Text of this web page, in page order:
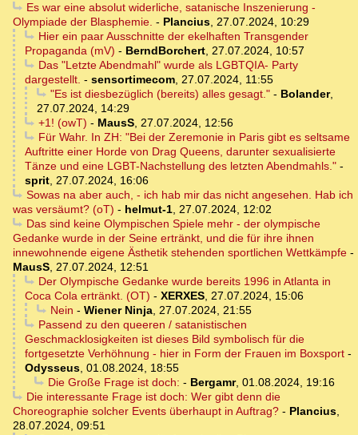
Es war eine absolut widerliche, satanische Inszenierung -
Olympiade der Blasphemie. - Plancius, 27.07.2024, 10:29
Hier ein paar Ausschnitte der ekelhaften Transgender
Propaganda (mV) - BerndBorchert, 27.07.2024, 10:57
Das "Letzte Abendmahl" wurde als LGBTQIA- Party
dargestellt. - sensortimecom, 27.07.2024, 11:55
"Es ist diesbezüglich (bereits) alles gesagt."- Bolander,
27.07.2024, 14:29
+1! (owT) - MausS, 27.07.2024, 12:56
Für Wahr. In ZH: "Bei der Zeremonie in Paris gibt es seltsame
Auftritte einer Horde von Drag Queens, darunter sexualisierte
Tänze und eine LGBT-Nachstellung des letzten Abendmahls." -
sprit, 27.07.2024, 16:06
Sowas na aber auch, - ich hab mir das nicht angesehen. Hab ich
was versäumt? (oT) - helmut-1, 27.07.2024, 12:02
Das sind keine Olympischen Spiele mehr - der olympische
Gedanke wurde in der Seine ertränkt, und die für ihre ihnen
innewohnende eigene Ästhetik stehenden sportlichen Wettkämpfe -
MausS, 27.07.2024, 12:51
Der Olympische Gedanke wurde bereits 1996 in Atlanta in
Coca Cola ertränkt. (OT) - XERXES, 27.07.2024, 15:06
Nein - Wiener Ninja, 27.07.2024, 21:55
Passend zu den queeren / satanistischen
Geschmacklosigkeiten ist dieses Bild symbolisch für die
fortgesetzte Verhöhnung - hier in Form der Frauen im Boxsport -
Odysseus, 01.08.2024, 18:55
Die Große Frage ist doch: - Bergamr, 01.08.2024, 19:16
Die interessante Frage ist doch: Wer gibt denn die
Choreographie solcher Events überhaupt in Auftrag? - Plancius,
28.07.2024, 09:51